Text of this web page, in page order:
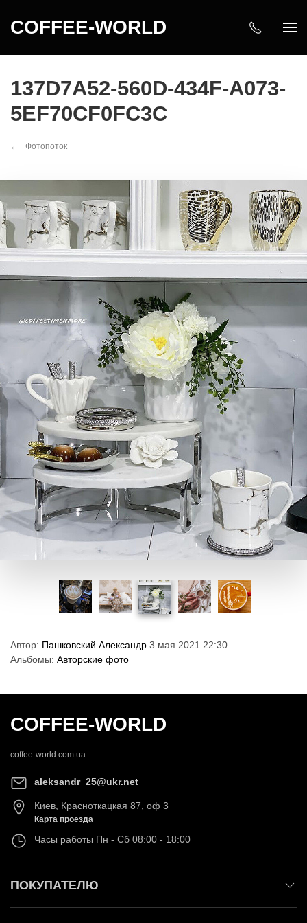
COFFEE-WORLD
137D7A52-560D-434F-A073-
5EF70CF0FC3C
Фотопоток
Автор: Пашковский Александр 3 мая 2021 22:30
Альбомы: Авторские фото
COFFEE-WORLD
coffee-world.com.ua
aleksandr_25@ukr.net
Киев Красноткацкая 87, оф 3
Карта проезда
Часы работы Пн - Сб 08:00 - 18:00
ПОКУПАТЕЛЮ